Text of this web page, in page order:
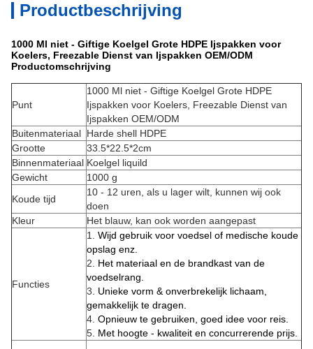
Productbeschrijving
1000 Ml niet - Giftige Koelgel Grote HDPE Ijspakken voor
Koelers, Freezable Dienst van Ijspakken OEM/ODM
Productomschrijving
Punt
1000 Ml niet - Giftige Koelgel Grote HDPE
Ijspakken voor Koelers, Freezable Dienst van
Ijspakken OEM/ODM
Buitenmateriaal Harde shell HDPE
Grootte
33.5*22.5*2cm
Binnenmateriaal Koelgel liquild
Gewicht
1000 g
Koude tijd
10 - 12 uren, als u lager wilt, kunnen wij ook
doen
Kleur
Het blauw, kan ook worden aangepast
Functies
1. Wijd gebruik voor voedsel of medische koude
opslag enz.
2. Het materiaal en de brandkast van de
voedselrang.
3. Unieke vorm & onverbrekelijk lichaam,
gemakkelijk te dragen.
4. Opnieuw te gebruiken, goed idee voor reis.
5. Met hoogte - kwaliteit en concurrerende prijs.